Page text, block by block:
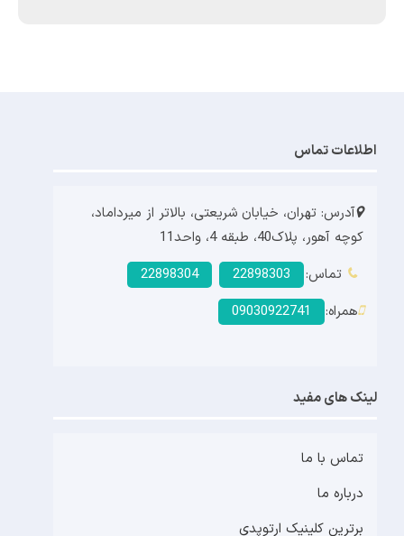
اطلاعات تماس
آدرس: تهران، خیابان شریعتی، بالاتر از میرداماد،
کوچه آهور، پلاک40، طبقه 4، واحد11
تماس:
22898303
22898304
همراه:
09030922741
لینک های مفید
تماس با ما
درباره ما
برترین کلینیک ارتوپدی